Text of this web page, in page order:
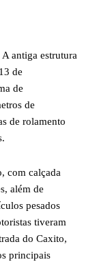
antiga estrutura
de
de
de
de rolamento
com calçada
além de
pesados
tiveram
do Caxito,
principais